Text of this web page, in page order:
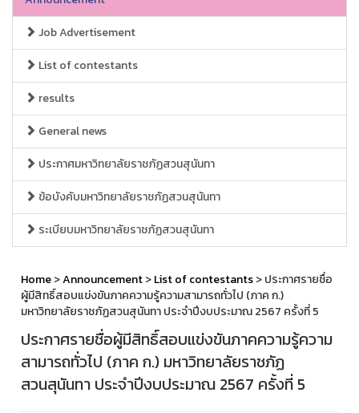
Job Advertisement
List of contestants
results
General news
ประกาศมหาวิทยาลัยราชภัฏสวนสุนันทา
ข้อบังคับมหาวิทยาลัยราชภัฏสวนสุนันทา
ระเบียบมหาวิทยาลัยราชภัฏสวนสุนันทา
Home>Announcement>List of contestants> ประกาศรายชื่อ
ผู้มีสิทธิ์สอบแข่งขันภาคความรู้ความสามารถทั่วไป (ภาค ก.)
มหาวิทยาลัยราชภัฏสวนสุนันทา ประจำปีงบประมาณ 2567 ครั้งที่ 5
ประกาศรายชื่อผู้มีสิทธิ์สอบแข่งขันภาคความรู้ความ
สามารถทั่วไป (ภาค ก.) มหาวิทยาลัยราชภัฏ
สวนสุนันทา ประจำปีงบประมาณ 2567 ครั้งที่ 5